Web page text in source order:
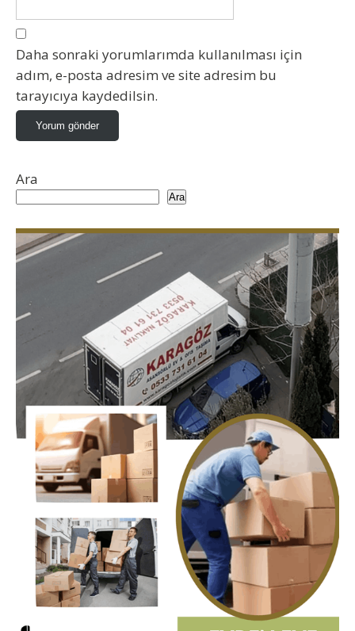
Daha sonraki yorumlarımda kullanılması için
adım, e-posta adresim ve site adresim bu
tarayıcıya kaydedilsin.
Ara
Ara